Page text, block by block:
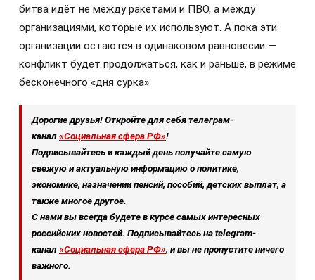
битва идёт не между ракетами и ПВО, а между
организациями, которые их используют. А пока эти
организации остаются в одинаковом равновесии —
конфликт будет продолжаться, как и раньше, в режиме
бесконечного «дня сурка».
Дорогие друзья! Откройте для себя телеграм-
канал«Социальная сфера РФ»!
Подписывайтесь и каждый день получайте самую
свежую и актуальную информацию о политике,
экономике, назначении пенсий, пособий, детских выплат, а
также многое другое.
С нами вы всегда будете в курсе самых интересных
российских новостей. Подписывайтесь на telegram-
канал«Социальная сфера РФ», и вы не пропустите ничего
важного.